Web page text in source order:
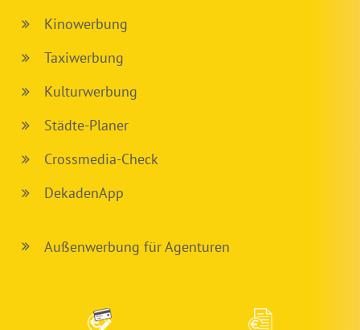
Kinowerbung
Taxiwerbung
Kulturwerbung
Städte-Planer
Crossmedia-Check
DekadenApp
Außenwerbung für Agenturen